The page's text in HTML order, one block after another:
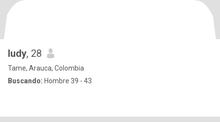
ludy, 28
Tame, Arauca, Colombia
Buscando: Hombre 39 - 43